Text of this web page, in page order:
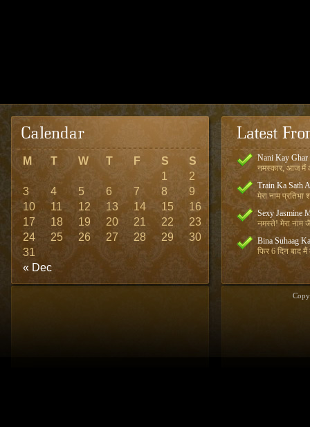
M T W T F S S
« Dec
1
2
3
4 5 6 7 8
9
10
11 12 13 14 15
16
17
18 19 20 21 22
23
24
25 26 27 28 29
30
31
Nani Kay Ghar
नमस्कार, आज मैं
Train Ka Sath
मेरा नाम प्रतिभा
Sexy Jasmine
नमस्ते! मेरा नाम
Bina Suhaag
फिर 6 दिन बाद